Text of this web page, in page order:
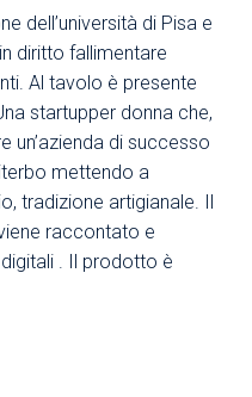
dell’università di Pisa e
diritto fallimentare
Al tavolo è presente
startupper donna che,
un’azienda di successo
mettendo a
tradizione artigianale. Il
raccontato e
. Il prodotto è